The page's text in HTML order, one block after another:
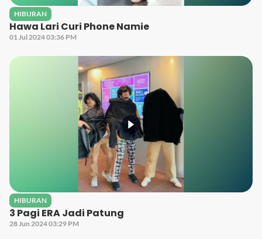
HIBURAN
Hawa Lari Curi Phone Namie
01 Jul 2024 03:36 PM
HIBURAN
3 Pagi ERA Jadi Patung
28 Jun 2024 03:29 PM